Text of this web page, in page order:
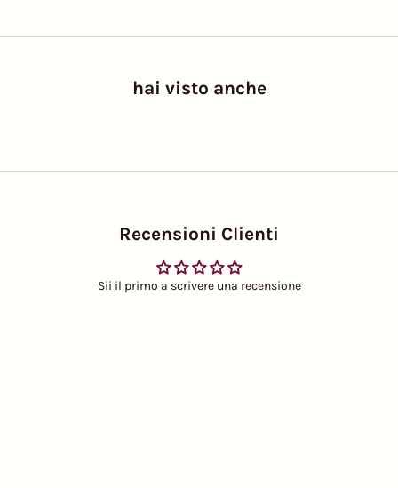
hai visto anche
Recensioni Clienti
Sii il primo a scrivere una recensione